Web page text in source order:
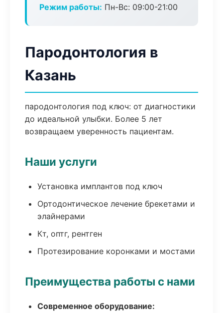
Режим работы: Пн-Вс: 09:00-21:00
Пародонтология в
Казань
пародонтология под ключ: от диагностики
до идеальной улыбки. Более 5 лет
возвращаем уверенность пациентам.
Наши услуги
Установка имплантов под ключ
Ортодонтическое лечение брекетами и
элайнерами
Кт, оптг, рентген
Протезирование коронками и мостами
Преимущества работы с нами
Современное оборудование: